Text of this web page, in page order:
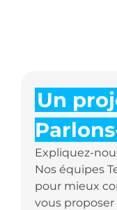
Un
Expliquez-
Nos équipes
pour mieux
vous